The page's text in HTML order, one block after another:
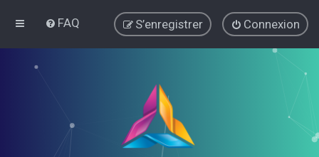
FAQ Connexion
S’enregistrer